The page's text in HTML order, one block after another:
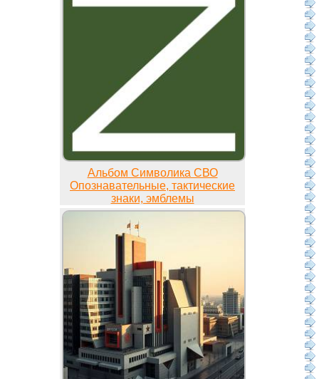
Альбом Символика СВО
Опознавательные, тактические
знаки, эмблемы